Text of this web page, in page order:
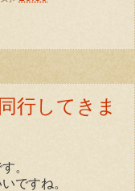
行してきま
。
ですね。